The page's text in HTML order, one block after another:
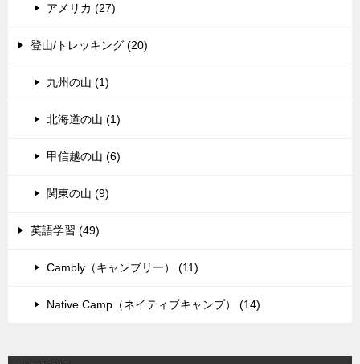
アメリカ (27)
登山/トレッキング (20)
九州の山 (1)
北海道の山 (1)
甲信越の山 (6)
関東の山 (9)
英語学習 (49)
Cambly（キャンブリー） (11)
Native Camp（ネイティブキャンプ） (14)